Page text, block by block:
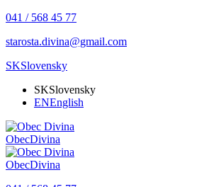
041 / 568 45 77
starosta.divina@gmail.com
SKSlovensky
SKSlovensky
ENEnglish
ObecDivina
ObecDivina